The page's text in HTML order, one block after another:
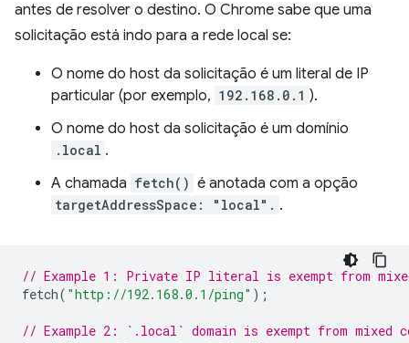
antes de resolver o destino. O Chrome sabe que uma
solicitação está indo para a rede local se:
O nome do host da solicitação é um literal de IP
particular (por exemplo, 192.168.0.1 ).
O nome do host da solicitação é um domínio
.local .
A chamada fetch() é anotada com a opção
targetAddressSpace: "local". .
// Example 1: Private IP literal is exempt from
fetch( "http://192.168.0.1/ping" );
// Example 2: `.local` domain is exempt from mixed